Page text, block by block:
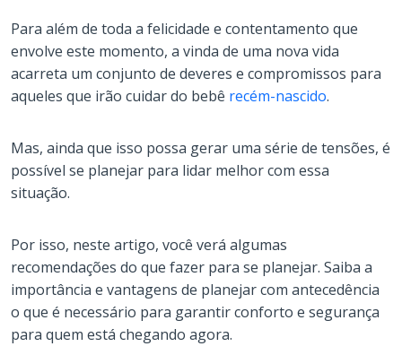
Para além de toda a felicidade e contentamento que
envolve este momento, a vinda de uma nova vida
acarreta um conjunto de deveres e compromissos para
aqueles que irão cuidar do bebê recém-nascido.
Mas, ainda que isso possa gerar uma série de tensões, é
possível se planejar para lidar melhor com essa
situação.
Por isso, neste artigo, você verá algumas
recomendações do que fazer para se planejar. Saiba a
importância e vantagens de planejar com antecedência
o que é necessário para garantir conforto e segurança
para quem está chegando agora.